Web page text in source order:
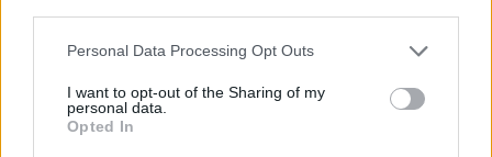
Personal Data Processing Opt Outs
I want to opt-out of the Sharing of my
personal data.
Opted In
nurodantis, kiek duomenų telpa įrenginyje) 27
proc. apklaustųjų palaikė Pietų Amerikoje
randamu vabzdžiu.